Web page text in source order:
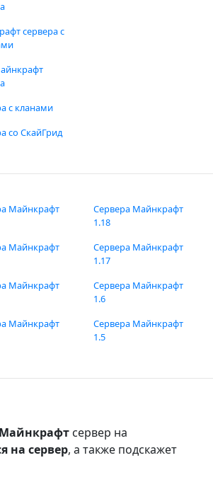
сервера с
с кланами
со СкайГрид
Майнкрафт
Майнкрафт
Сервера Майнкрафт
1.18
Сервера Майнкрафт
1.17
Майнкрафт
Майнкрафт
Сервера Майнкрафт
1.6
Сервера Майнкрафт
1.5
Майнкрафт сервер на
на сервер, а также подскажет